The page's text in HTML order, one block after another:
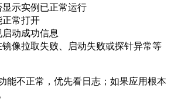
示实例已正常运行
常打开
动成功信息
像拉取失败、启动失败或探针异常等
能不正常，优先看日志；如果应用根本